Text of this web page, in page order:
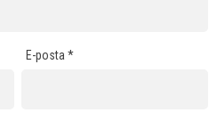
E-posta*